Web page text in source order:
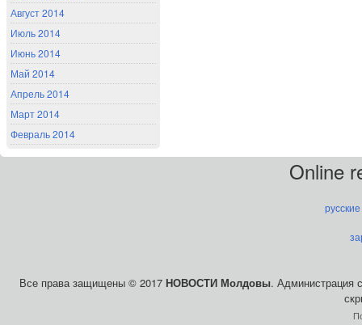
Август 2014
Июль 2014
Июнь 2014
Май 2014
Апрель 2014
Март 2014
Февраль 2014
Online
Все права защищены © 2017 НОВОСТИ Молдовы. Администрация